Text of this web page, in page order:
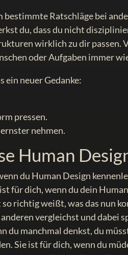
bestimmte Ratschläge bei
du, dass du nicht
wirklich zu dir
oder Aufgaben immer
ein neuer Gedanke:
pressen.
nehmen.
Human
du Human Design
für dich, wenn du dein
so richtig weißt, was das nun
vergleichst und dabei
du manchmal denkst, du
Sie ist für dich, wenn du